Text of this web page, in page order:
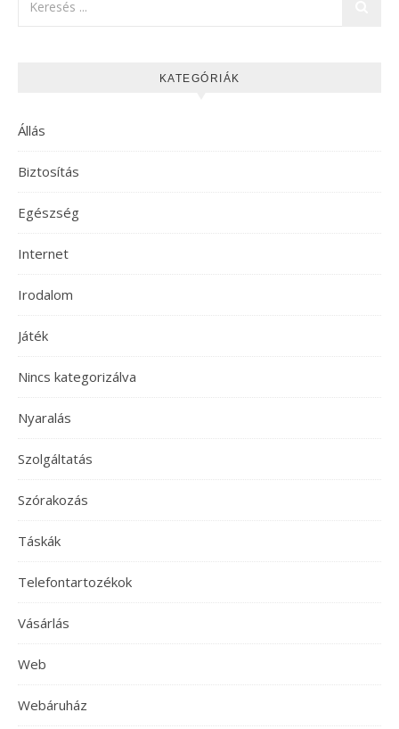
KATEGÓRIÁK
Állás
Biztosítás
Egészség
Internet
Irodalom
Játék
Nincs kategorizálva
Nyaralás
Szolgáltatás
Szórakozás
Táskák
Telefontartozékok
Vásárlás
Web
Webáruház